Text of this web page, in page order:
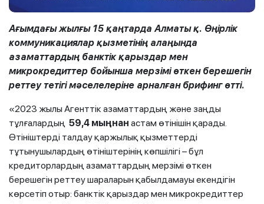
Ағымдағы жылғы 15 қаңтарда Алматы қ. Өңірлік
коммуникациялар қызметінің алаңында
азаматтардың банктік қарыздар мен
микрокредиттер бойынша мерзімі өткен берешегін
реттеу тетігі мәселелеріне арналған брифинг өтті.
«2023 жылы Агенттік азаматтардың және заңды
тұлғалардың 59,4 мыңнан астам өтінішін қарады.
Өтініштерді талдау қаржылық қызметтерді
тұтынушылардың өтініштерінің көпшілігі – бұл
кредиторлардың азаматтардың мерзімі өткен
берешегін реттеу шараларын қабылдамауы екендігін
көрсетіп отыр: банктік қарыздар мен микрокредиттер